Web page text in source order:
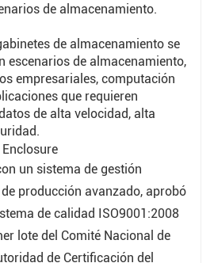
los hace adecuados para una
de almacenamiento se
escenarios de almacenamiento,
empresariales, computación
que requieren
de alta velocidad, alta
de almacenamiento.
de almacenamiento se
escenarios de almacenamiento,
empresariales, computación
que requieren
de alta velocidad, alta
un sistema de gestión
producción avanzado, aprobó
de calidad ISO9001:2008
lote del Comité Nacional de
de Certificación del